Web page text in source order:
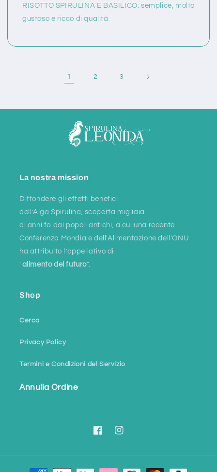
RISOTTO SPIRULINA E BASILICO: semplice, molto
gustoso e ricco di qualità
1 2 3
La nostra mission
Diffondere gli effetti benefici
dell’Alga Spirulina, scoperta migliaia
di anni fa dai popoli antichi, a cui una recente
Conferenza Mondiale dell'Alimentazione dell'ONU
ha attribuito l’appellativo di
"alimento del futuro".
Shop
Cerca
Privacy Policy
Termini e Condizioni del Servizio
Annulla Ordine
FacebookInstagram
Metodi